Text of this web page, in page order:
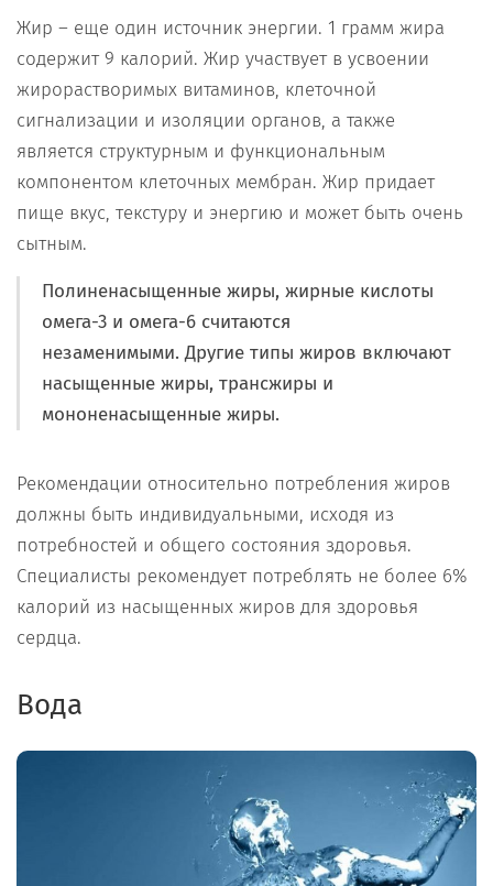
Жир – еще один источник энергии. 1 грамм жира
содержит 9 калорий. Жир участвует в усвоении
жирорастворимых витаминов, клеточной
сигнализации и изоляции органов, а также
является структурным и функциональным
компонентом клеточных мембран. Жир придает
пище вкус, текстуру и энергию и может быть очень
сытным.
Полиненасыщенные жиры, жирные кислоты
омега-3 и омега-6 считаются
незаменимыми. Другие типы жиров включают
насыщенные жиры, трансжиры и
мононенасыщенные жиры.
Рекомендации относительно потребления жиров
должны быть индивидуальными, исходя из
потребностей и общего состояния здоровья.
Специалисты рекомендует потреблять не более 6%
калорий из насыщенных жиров для здоровья
сердца.
Вода